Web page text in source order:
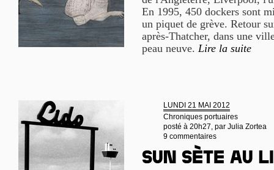
En 1995, 450 dockers sont
un piquet de grève. Retour
après-Thatcher, dans une
peau neuve. Lire la suite
LUNDI 21 MAI 2012
Chroniques portuaires
posté à 20h27, par Julia Zortea
9 commentaires
Sun Sète au